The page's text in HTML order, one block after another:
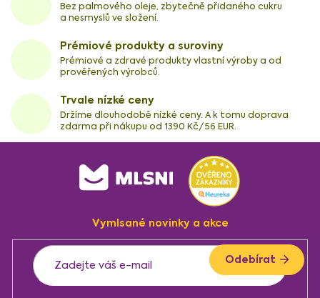
Bez palmového oleje, zbytečně přidaného cukru
a nesmyslů ve složení.
Prémiové produkty a suroviny
Prémiové a zdravé produkty vlastní výroby a od
prověřených výrobců.
Trvale nízké ceny
Držíme dlouhodobě nízké ceny. A k tomu doprava
zdarma při nákupu od 1390 Kč/56 EUR.
Vymlsané novinky a akce
Odebírat